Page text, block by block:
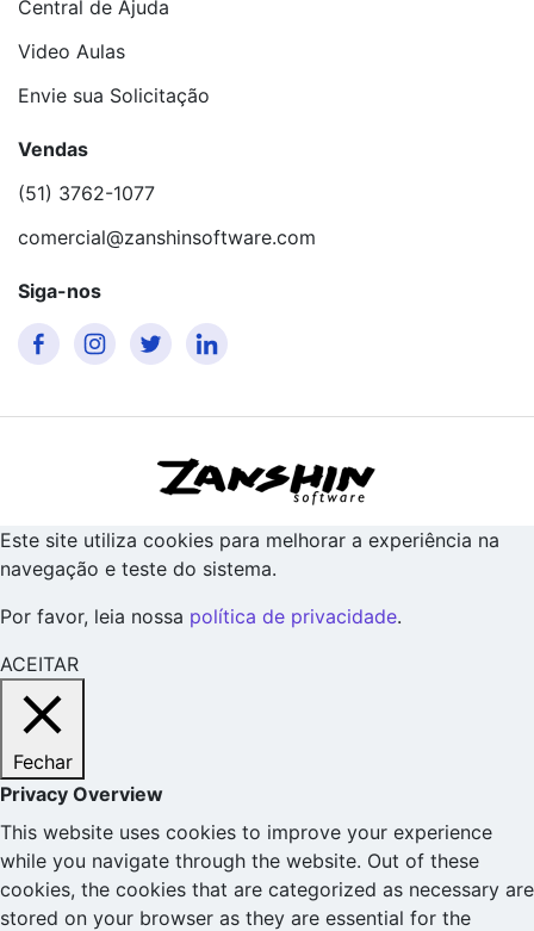
Central de Ajuda
Video Aulas
Envie sua Solicitação
Vendas
(51) 3762-1077
comercial@zanshinsoftware.com
Siga-nos
Este site utiliza cookies para melhorar a experiência na
navegação e teste do sistema.
Por favor, leia nossa política de privacidade.
ACEITAR
Fechar
Privacy Overview
This website uses cookies to improve your experience
while you navigate through the website. Out of these
cookies, the cookies that are categorized as necessary are
stored on your browser as they are essential for the